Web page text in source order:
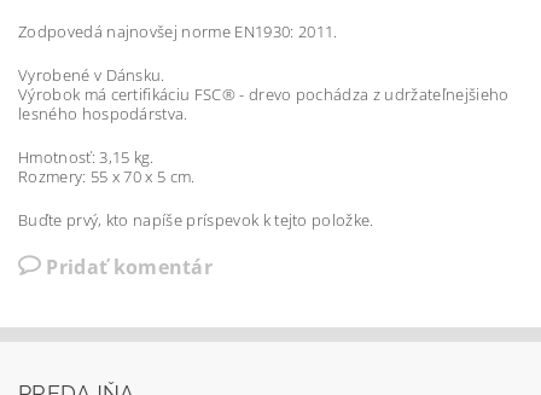
Zodpovedá najnovšej norme EN1930: 2011.
Vyrobené v Dánsku.
Výrobok má certifikáciu FSC® - drevo pochádza z udržateľnejšieho
lesného hospodárstva.
Hmotnosť: 3,15 kg.
Rozmery: 55 x 70 x 5 cm.
Buďte prvý, kto napíše príspevok k tejto položke.
Pridať komentár